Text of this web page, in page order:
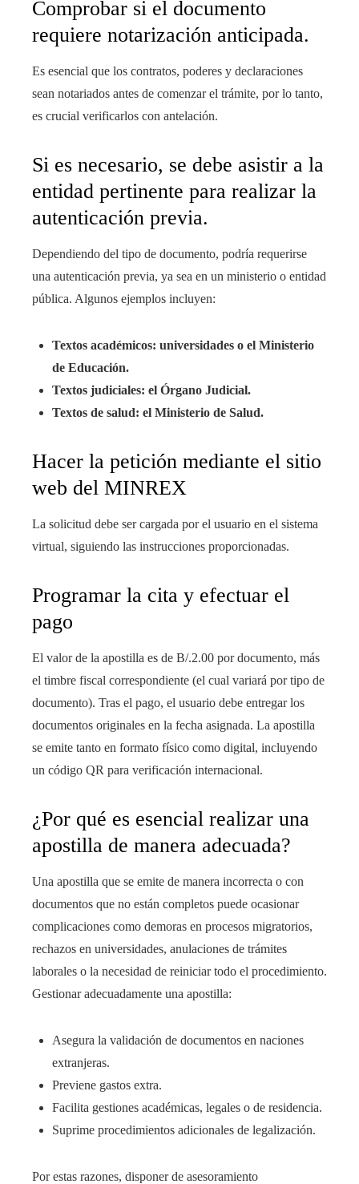
Comprobar si el documento
requiere notarización anticipada.
Es esencial que los contratos, poderes y declaraciones
sean notariados antes de comenzar el trámite, por lo tanto,
es crucial verificarlos con antelación.
Si es necesario, se debe asistir a la
entidad pertinente para realizar la
autenticación previa.
Dependiendo del tipo de documento, podría requerirse
una autenticación previa, ya sea en un ministerio o entidad
pública. Algunos ejemplos incluyen:
Textos académicos: universidades o el Ministerio
de Educación.
Textos judiciales: el Órgano Judicial.
Textos de salud: el Ministerio de Salud.
Hacer la petición mediante el sitio
web del MINREX
La solicitud debe ser cargada por el usuario en el sistema
virtual, siguiendo las instrucciones proporcionadas.
Programar la cita y efectuar el
pago
El valor de la apostilla es de B/.2.00 por documento, más
el timbre fiscal correspondiente (el cual variará por tipo de
documento). Tras el pago, el usuario debe entregar los
documentos originales en la fecha asignada. La apostilla
se emite tanto en formato físico como digital, incluyendo
un código QR para verificación internacional.
¿Por qué es esencial realizar una
apostilla de manera adecuada?
Una apostilla que se emite de manera incorrecta o con
documentos que no están completos puede ocasionar
complicaciones como demoras en procesos migratorios,
rechazos en universidades, anulaciones de trámites
laborales o la necesidad de reiniciar todo el procedimiento.
Gestionar adecuadamente una apostilla:
Asegura la validación de documentos en naciones
extranjeras.
Previene gastos extra.
Facilita gestiones académicas, legales o de residencia.
Suprime procedimientos adicionales de legalización.
Por estas razones, disponer de asesoramiento